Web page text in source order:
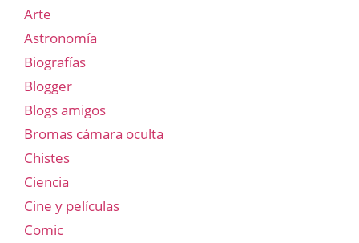
Arte
Astronomía
Biografías
Blogger
Blogs amigos
Bromas cámara oculta
Chistes
Ciencia
Cine y películas
Comic